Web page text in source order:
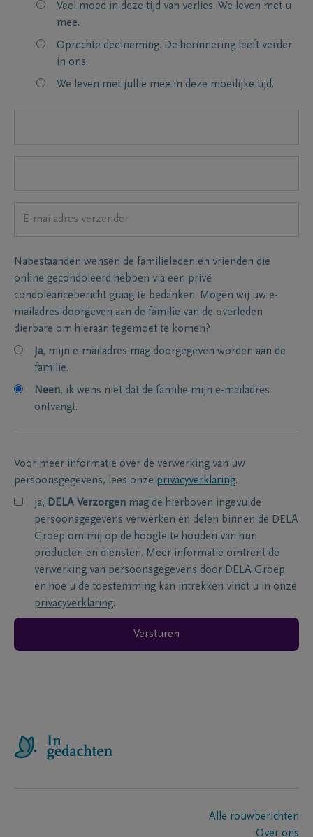
Veel moed in deze tijd van verlies. We leven met u
mee.
Oprechte deelneming. De herinnering leeft verder
in ons.
We leven met jullie mee in deze moeilijke tijd.
Nabestaanden wensen de familieleden en vrienden die
online gecondoleerd hebben via een privé
condoléancebericht graag te bedanken. Mogen wij uw e-
mailadres doorgeven aan de familie van de overleden
dierbare om hieraan tegemoet te komen?
Ja, mijn e-mailadres mag doorgegeven worden aan de
familie.
Neen, ik wens niet dat de familie mijn e-mailadres
ontvangt.
Voor meer informatie over de verwerking van uw
persoonsgegevens, lees onze privacyverklaring.
ja, DELA Verzorgen mag de hierboven ingevulde
persoonsgegevens verwerken en delen binnen de DELA
Groep om mij op de hoogte te houden van hun
producten en diensten. Meer informatie omtrent de
verwerking van persoonsgegevens door DELA Groep
en hoe u de toestemming kan intrekken vindt u in onze
privacyverklaring.
Versturen
Alle rouwberichten
Over ons